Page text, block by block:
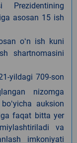
Prezidentining
asosan 15 ish
oʻn ish kuni
shartnomasini
yildagi 709-son
nizomga
auksion
faqat bitta yer
va
imkoniyati